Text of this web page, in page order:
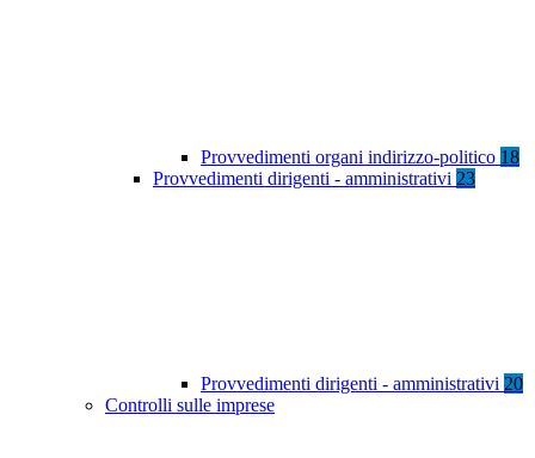
Provvedimenti organi indirizzo-politico 18
Provvedimenti dirigenti - amministrativi 23
Provvedimenti dirigenti - amministrativi 20
Controlli sulle imprese